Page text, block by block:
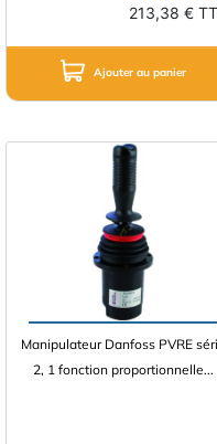
213,38 €
Ajouter au panier
Manipulateur Danfoss PVRE
2, 1 fonction proportionnelle...